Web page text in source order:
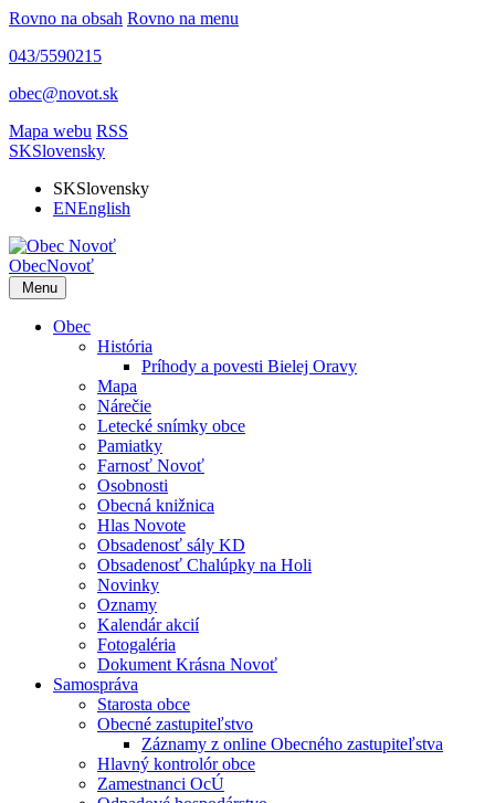
Rovno na obsah Rovno na menu
043/5590215
obec@novot.sk
Mapa webu RSS
SKSlovensky
SKSlovensky
ENEnglish
ObecNovoť
Menu
Obec
História
Príhody a povesti Bielej Oravy
Mapa
Nárečie
Letecké snímky obce
Pamiatky
Farnosť Novoť
Osobnosti
Obecná knižnica
Hlas Novote
Obsadenosť sály KD
Obsadenosť Chalúpky na Holi
Novinky
Oznamy
Kalendár akcií
Fotogaléria
Dokument Krásna Novoť
Samospráva
Starosta obce
Obecné zastupiteľstvo
Záznamy z online Obecného zastupiteľstva
Hlavný kontrolór obce
Zamestnanci OcÚ